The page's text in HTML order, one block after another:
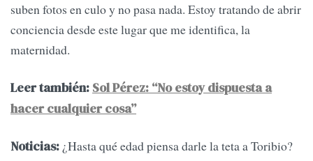
suben fotos en culo y no pasa nada. Estoy tratando de abrir
conciencia desde este lugar que me identifica, la
maternidad.
Leer también: Sol Pérez: “No estoy dispuesta a
hacer cualquier cosa”
Noticias: ¿Hasta qué edad piensa darle la teta a Toribio?